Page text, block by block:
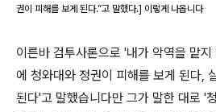
권이 피해를 보게 된다.”고 말했다.] 이렇게 나옵니다
이른바 검투사론으로 '내가 악역을 맡
에 청와대와 정권이 피해를 보게 된다,
된다'고 말했습니다만 그가 말한 대로 '